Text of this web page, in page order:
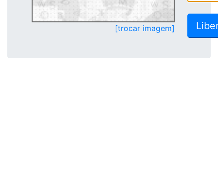
[trocar imagem]